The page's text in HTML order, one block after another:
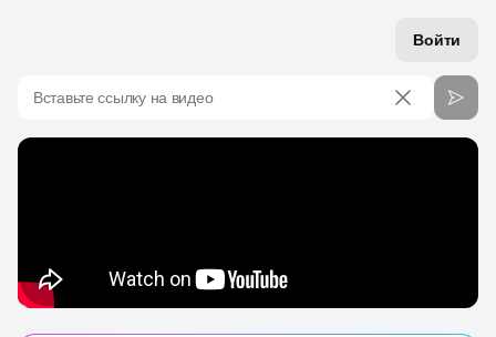
Войти
Вставьте ссылку на видео